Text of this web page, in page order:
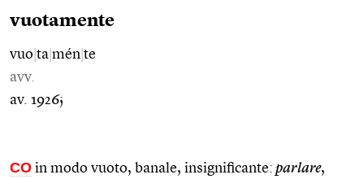
vuotamente
vuo ta mén te
avv.
av. 1926;
CO in modo vuoto, banale, insignificante: parlare,